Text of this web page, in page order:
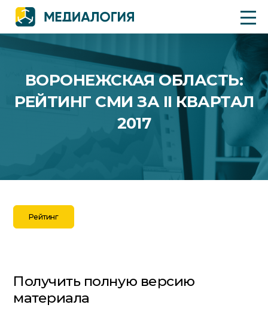
ВОРОНЕЖСКАЯ ОБЛАСТЬ:
РЕЙТИНГ СМИ ЗА II КВАРТАЛ
2017
Рейтинг
Получить полную версию
материала